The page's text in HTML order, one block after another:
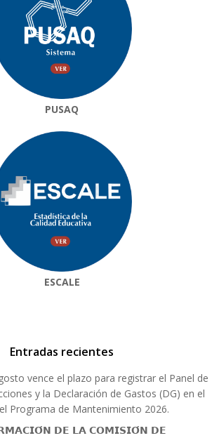
PUSAQ
ESCALE
Entradas recientes
vence el plazo para registrar el Panel de
y la Declaración de Gastos (DG) en el
Programa de Mantenimiento 2026.
𝗗𝗘 𝗟𝗔 𝗖𝗢𝗠𝗜𝗦𝗜𝗢́𝗡 𝗗𝗘